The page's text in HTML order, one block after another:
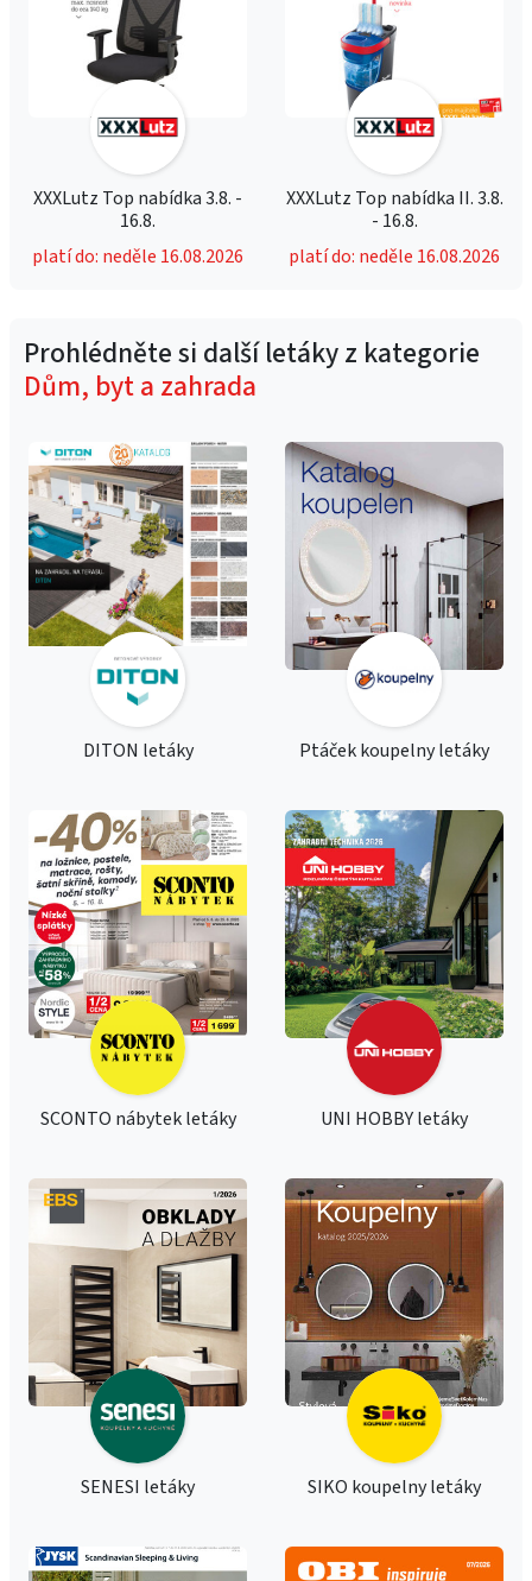
XXXLutz Top nabídka 3.8. -
16.8.
platí do: neděle 16.08.2026
XXXLutz Top nabídka II. 3.8.
- 16.8.
platí do: neděle 16.08.2026
Prohlédněte si další letáky z kategorie
Dům, byt a zahrada
DITON letáky Ptáček koupelny letáky
SCONTO nábytek letáky UNI HOBBY letáky
SENESI letáky SIKO koupelny letáky